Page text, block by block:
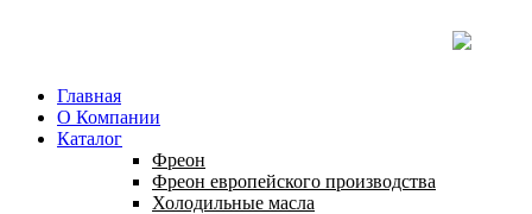
Главная
О Компании
Каталог
Фреон
Фреон европейского производства
Холодильные масла